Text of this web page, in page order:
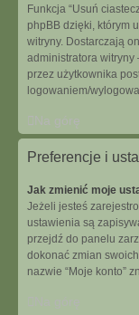
Funkcja “Usuń
phpBB dzięki, którym
witryny. Dostarczają
administratora witryny
przez użytkownika
logowaniem/
Na górę
Preferencje i
Jak zmienić moje
Jeżeli jesteś
ustawienia są
przejdź do panelu
dokonać zmian
nazwie “Moje konto”